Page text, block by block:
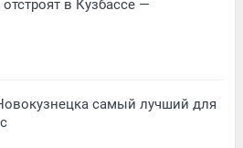
в Кузбассе —
самый лучший для